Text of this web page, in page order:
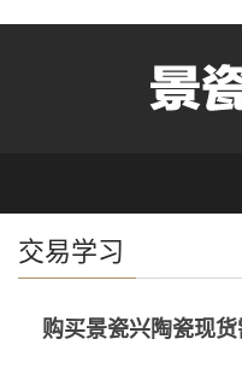
交易学习
购买景瓷兴陶瓷现货